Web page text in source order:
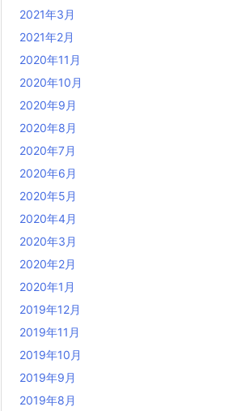
2021年3月
2021年2月
2020年11月
2020年10月
2020年9月
2020年8月
2020年7月
2020年6月
2020年5月
2020年4月
2020年3月
2020年2月
2020年1月
2019年12月
2019年11月
2019年10月
2019年9月
2019年8月